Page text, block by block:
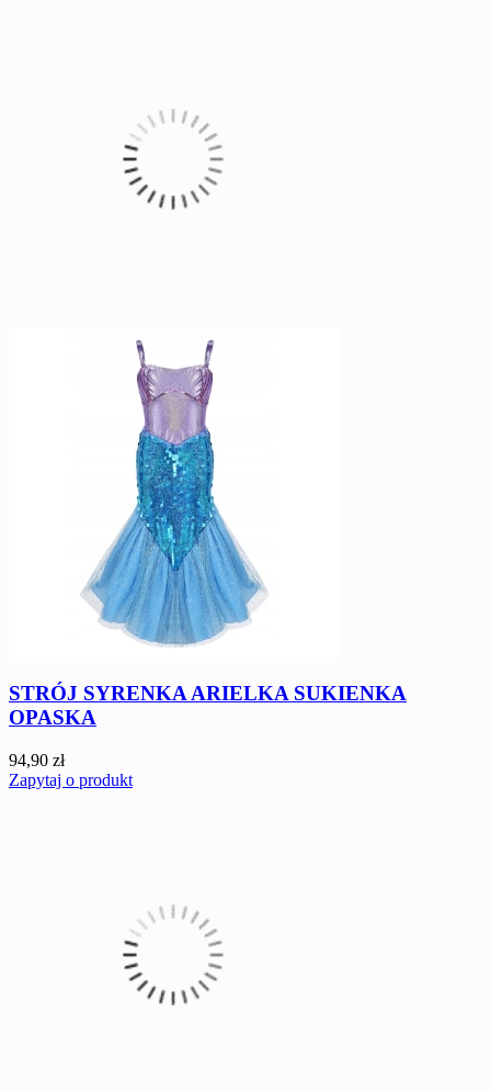
STRÓJ SYRENKA ARIELKA SUKIENKA
OPASKA
94,90 zł
Zapytaj o produkt